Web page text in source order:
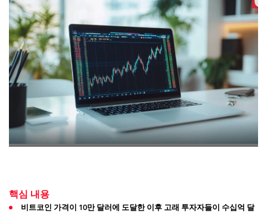
핵심 내용
비트코인 가격이 10만 달러에 도달한 이후 고래 투자자들이 수십억 달